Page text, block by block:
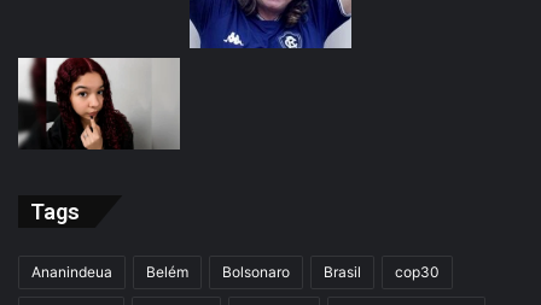
Tags
Ananindeua Belém Bolsonaro Brasil cop30